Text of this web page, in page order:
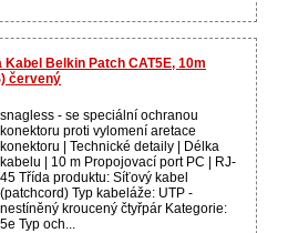
Belkin Patch CAT5E, 10m
červený
snagless - se speciální ochranou
konektoru proti vylomení aretace
konektoru | Technické detaily | Délka
kabelu | 10 m Propojovací port PC | RJ-
45 Třída produktu: Síťový kabel
(patchcord) Typ kabeláže: UTP -
nestíněný kroucený čtyřpár Kategorie:
5e Typ och...